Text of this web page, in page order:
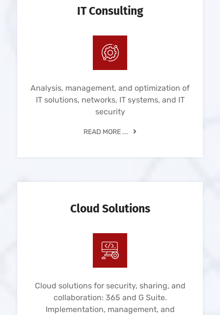
IT Consulting
Analysis, management, and optimization of
IT solutions, networks, IT systems, and IT
security
READ MORE ...
Cloud Solutions
Cloud solutions for security, sharing, and
collaboration: 365 and G Suite.
Implementation, management, and